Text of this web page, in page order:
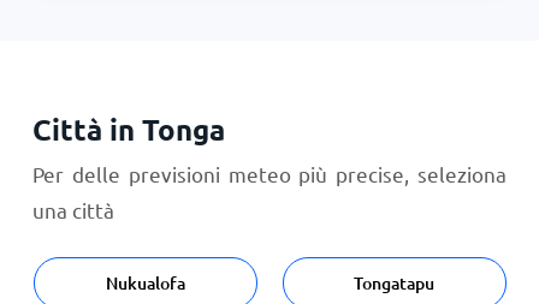
Città in Tonga
Per delle previsioni meteo più precise, seleziona
una città
Nukualofa Tongatapu